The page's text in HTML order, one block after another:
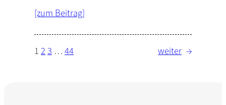
[zum Beitrag]
1 2 3 … 44 weiter →